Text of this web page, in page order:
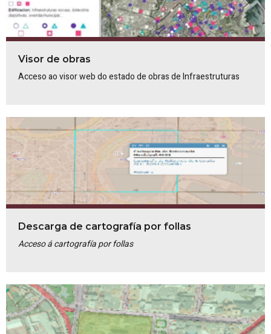
Visor de obras
Acceso ao visor web do estado de obras de Infraestruturas
Descarga de cartografía por follas
Acceso á cartografía por follas